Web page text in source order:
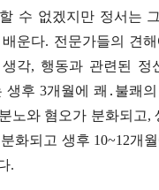
수 없겠지만 정서는
운다. 전문가들의 견
생각, 행동과 관련된 정
생후 3개월에 쾌 ․ 불쾌
노와 혐오가 분화되고,
화되고 생후 10~12개
.